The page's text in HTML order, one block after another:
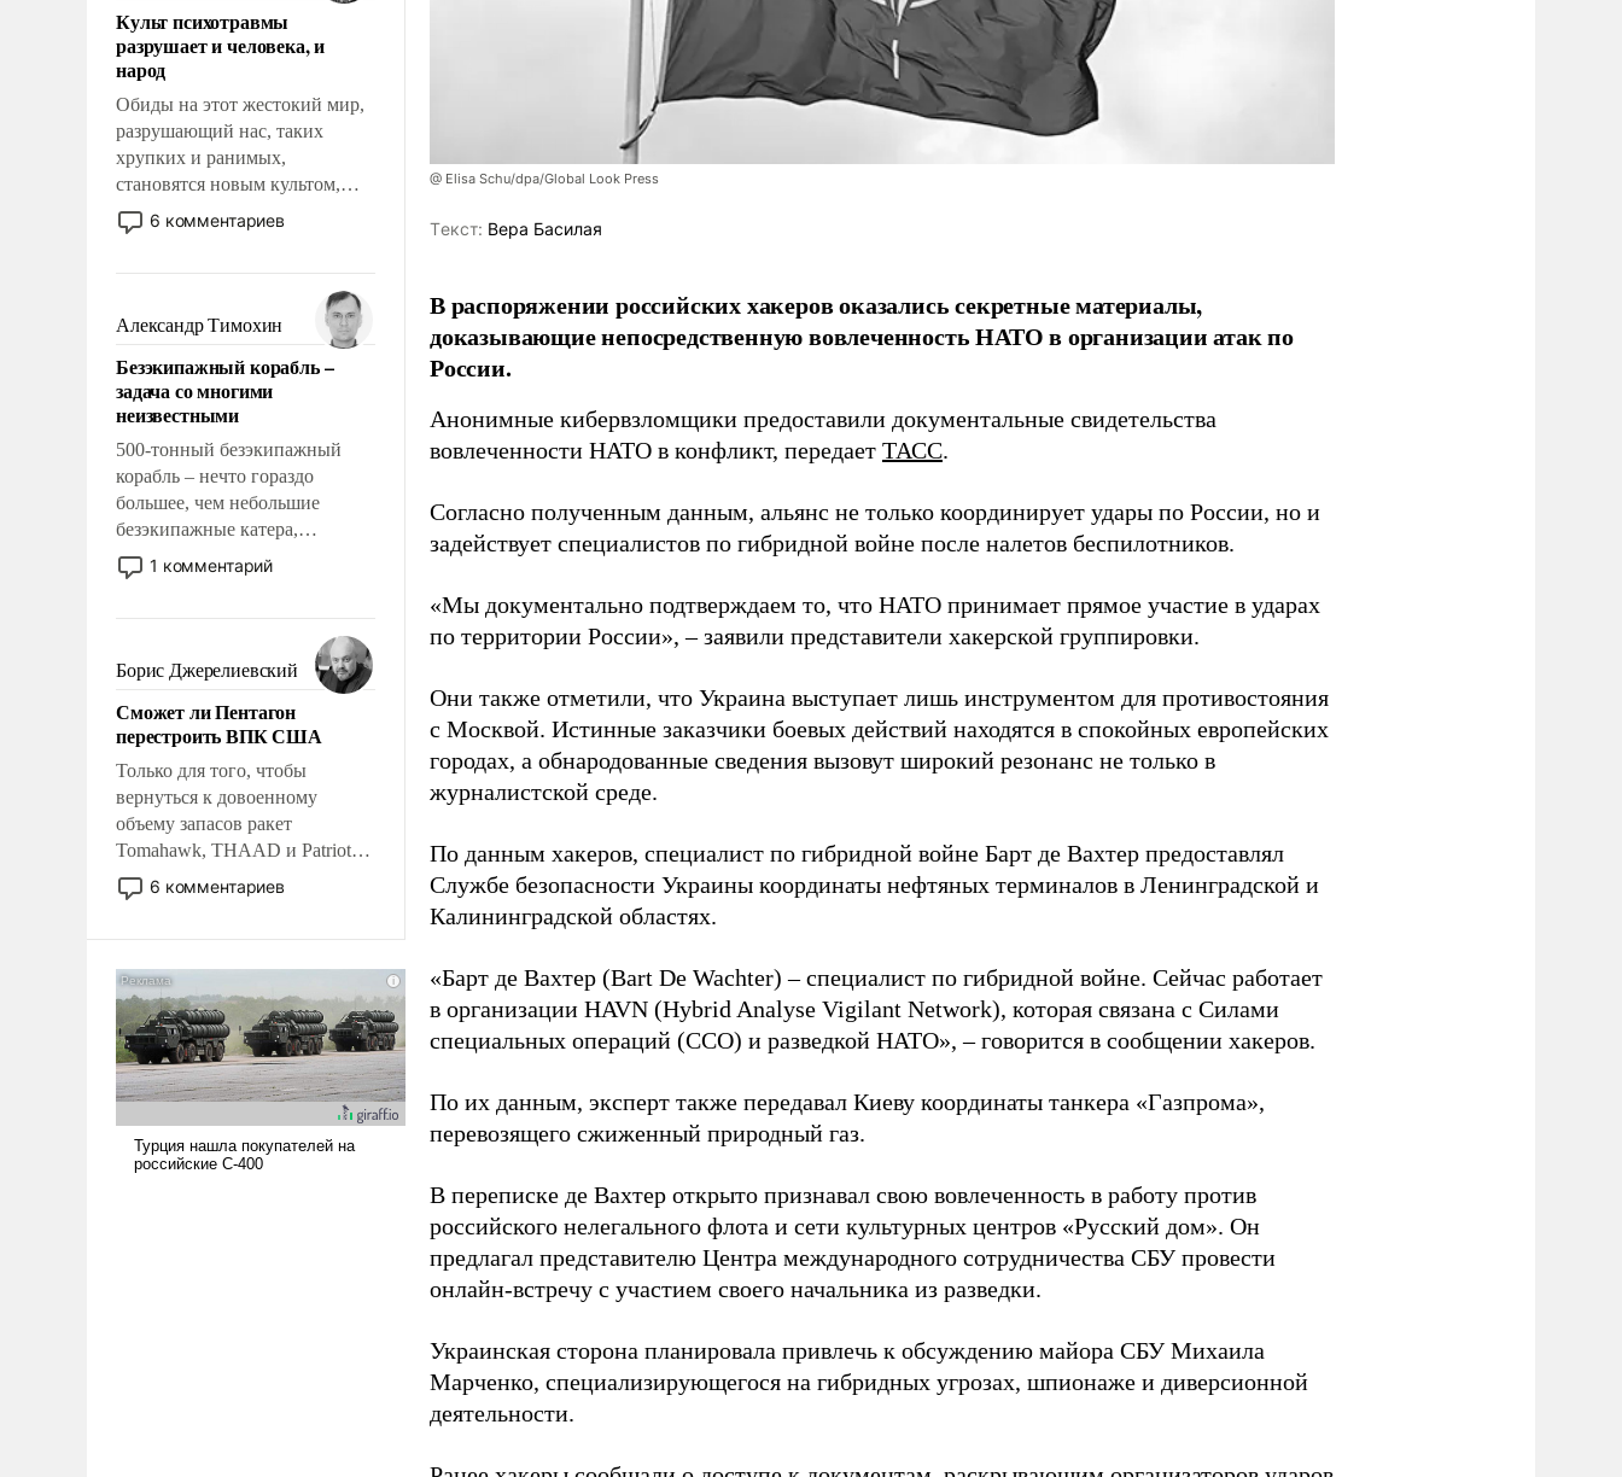
Культ психотравмы
разрушает и человека, и
народ
Обиды на этот жестокий мир,
разрушающий нас, таких
хрупких и ранимых,
становятся новым культом,
постепенно вытесняя и
отменяя традиционное
мужественным и твердым под
ударами судьбы, брать на себя
ответственность, помогать
слабым, идти вперед и
адаптироваться.
6 комментариев
Александр Тимохин
Безэкипажный корабль –
задача со многими
неизвестными
500-тонный безэкипажный
корабль – нечто гораздо
большее, чем небольшие
безэкипажные катера,
применение которых уже
стало обыденностью. Задача по
сложна и амбициозна. Однако
и ее реализация радикально
поднимет наши боевые
возможности.
1 комментарий
Борис Джерелиевский
Сможет ли Пентагон
перестроить ВПК США
Только для того, чтобы
вернуться к довоенному
объему запасов ракет
Tomahawk, THAAD и Patriot
США потребуется более трех
лет. Даже небольшая война с
Сложившаяся ситуация
означает многолетний период
уязвимости США, например,
перед Китаем.
6 комментариев
@ Elisa Schu/dpa/Global Look Press
Tекст: Вера Басилая
В распоряжении российских хакеров оказались секретные материалы,
доказывающие непосредственную вовлеченность НАТО в организации атак по
России.
Анонимные кибервзломщики предоставили документальные свидетельства
вовлеченности НАТО в конфликт, передает ТАСС.
Согласно полученным данным, альянс не только координирует удары по России, но и
задействует специалистов по гибридной войне после налетов беспилотников.
«Мы документально подтверждаем то, что НАТО принимает прямое участие в ударах
по территории России», – заявили представители хакерской группировки.
Они также отметили, что Украина выступает лишь инструментом для противостояния
с Москвой. Истинные заказчики боевых действий находятся в спокойных европейских
городах, а обнародованные сведения вызовут широкий резонанс не только в
журналистской среде.
По данным хакеров, специалист по гибридной войне Барт де Вахтер предоставлял
Службе безопасности Украины координаты нефтяных терминалов в Ленинградской и
Калининградской областях.
«Барт де Вахтер (Bart De Wachter) – специалист по гибридной войне. Сейчас работает
в организации HAVN (Hybrid Analyse Vigilant Network), которая связана с Силами
специальных операций (ССО) и разведкой НАТО», – говорится в сообщении хакеров.
По их данным, эксперт также передавал Киеву координаты танкера «Газпрома»,
перевозящего сжиженный природный газ.
В переписке де Вахтер открыто признавал свою вовлеченность в работу против
российского нелегального флота и сети культурных центров «Русский дом». Он
предлагал представителю Центра международного сотрудничества СБУ провести
онлайн-встречу с участием своего начальника из разведки.
Украинская сторона планировала привлечь к обсуждению майора СБУ Михаила
Марченко, специализирующегося на гибридных угрозах, шпионаже и диверсионной
деятельности.